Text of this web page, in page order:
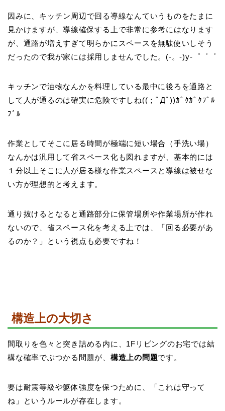
因みに、キッチン周辺で回る導線なんていうものをたまに
見かけますが、導線確保する上で非常に参考にはなります
が、通路が増えすぎて明らかにスペースを無駄使いしそう
だったので我が家には採用しませんでした。(-。-)y-゜゜゜
キッチンで油物なんかを料理している最中に後ろを通路と
して人が通るのは確実に危険ですしね((；ﾟДﾟ))ｶﾞｸｶﾞｸﾌﾞﾙ
ﾌﾞﾙ
作業としてそこに居る時間が極端に短い場合（手洗い場）
なんかは汎用して省スペース化も図れますが、基本的には
１分以上そこに人が居る様な作業スペースと導線は被せな
い方が理想的と考えます。
通り抜けるとなると通路部分に保管場所や作業場所が作れ
ないので、省スペース化を考える上では、「回る必要があ
るのか？」という視点も必要ですね！
構造上の大切さ
間取りを色々と突き詰める内に、1Fリビングのお宅では結
構な確率でぶつかる問題が、 構造上の問題です。
要は耐震等級や躯体強度を保つために、「これは守って
ね」というルールが存在します。